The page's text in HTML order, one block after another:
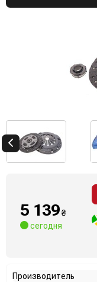
5 139₴
сегодня
Производитель